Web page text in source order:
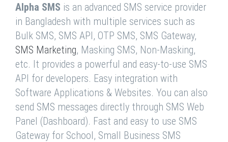
Alpha SMS is an advanced SMS service provider
in Bangladesh with multiple services such as
Bulk SMS, SMS API, OTP SMS, SMS Gateway,
SMS Marketing, Masking SMS, Non-Masking,
etc. It provides a powerful and easy-to-use SMS
API for developers. Easy integration with
Software Applications & Websites. You can also
send SMS messages directly through SMS Web
Panel (Dashboard). Fast and easy to use SMS
Gateway for School, Small Business SMS